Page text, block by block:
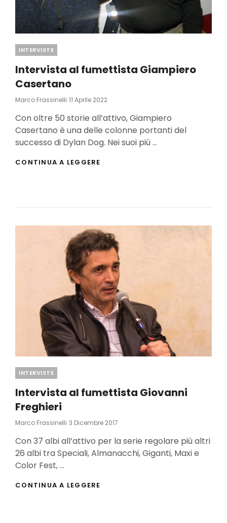
Categories
INTERVISTE
Intervista al fumettista Giampiero
Casertano
Marco Frassinelli Posted
11 Aprile 2022
Con oltre 50 storie all’attivo, Giampiero
Casertano è una delle colonne portanti del
successo di Dylan Dog. Nei suoi più …
CONTINUA A LEGGERE
Categories
INTERVISTE
Intervista al fumettista Giovanni
Freghieri
Marco Frassinelli Posted
3 Dicembre 2017
Con 37 albi all’attivo per la serie regolare più altri
26 albi tra Speciali, Almanacchi, Giganti, Maxi e
Color Fest, …
CONTINUA A LEGGERE